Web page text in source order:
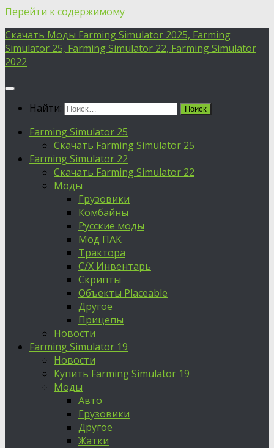
Перейти к содержимому
Скачать Моды Farming Simulator 2025, Farming
Simulator 25, Farming Simulator 22, Farming Simulator
2022
Найти:
Farming Simulator 25
Скачать Farming Simulator 25
Farming Simulator 22
Скачать Farming Simulator 22
Моды
Грузовики
Комбайны
Русские моды
Мод ПАК
Трактора
С/Х Инвентарь
Скрипты
Объекты Placeable
Другое
Прицепы
Новости
Farming Simulator 19
Новости
Купить Farming Simulator 19
Моды
Авто
Грузовики
Другое
Жатки